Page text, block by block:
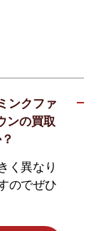
ンクファ
ンの買取
く異なり
のでぜひ